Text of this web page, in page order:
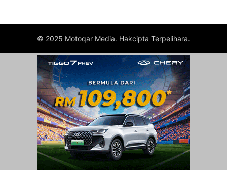
© 2025 Motoqar Media. Hakcipta Terpelihara.